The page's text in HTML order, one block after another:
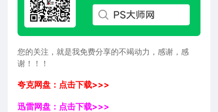
您的关注，就是我免费分享的不竭动力，感谢，感
谢！！！
夸克网盘：点击下载>>>
迅雷网盘：点击下载>>>